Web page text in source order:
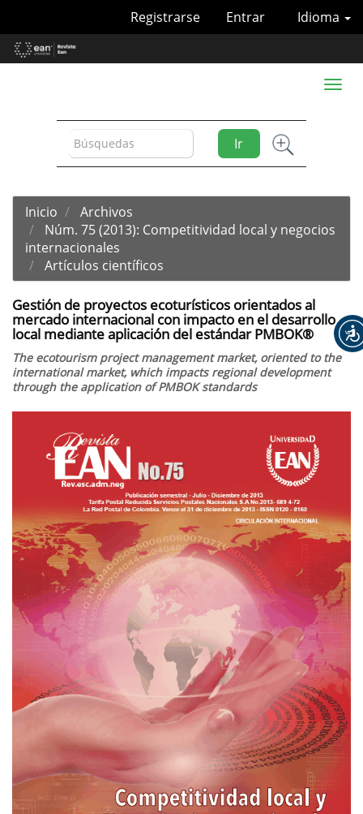
Contenido
principal
Idioma
Registrarse Entrar
Ir
Toggle
Inicio
Archivos
Núm. 75 (2013): Competitividad local y negocios
internacionales
Artículos científicos
Gestión de proyectos ecoturísticos orientados al
mercado internacional con impacto en el desarrollo
local mediante aplicación del estándar PMBOK®
The ecotourism project management market, oriented to the
international market, which impacts regional development
through the application of PMBOK standards
Barra
lateral
del
artículo